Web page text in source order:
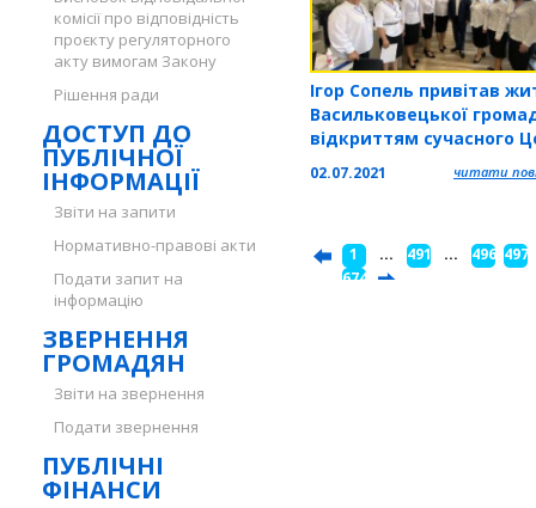
комісії про відповідність
проєкту регуляторного
акту вимогам Закону
Рішення ради
ДОСТУП ДО
ПУБЛІЧНОЇ
ІНФОРМАЦІЇ
Звіти на запити
Нормативно-правові акти
Подати запит на
інформацію
ЗВЕРНЕННЯ
ГРОМАДЯН
Звіти на звернення
Подати звернення
ПУБЛІЧНІ
ФІНАНСИ
Ігор Сопель привітав
Васильковецької
відкриттям сучасного
надання
02.07.2021 читати
1 ... 491 ... 496 497
674